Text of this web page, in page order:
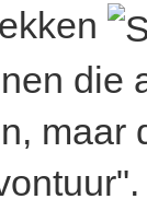
die
maar